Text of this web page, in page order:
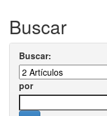
Buscar
Buscar:
por